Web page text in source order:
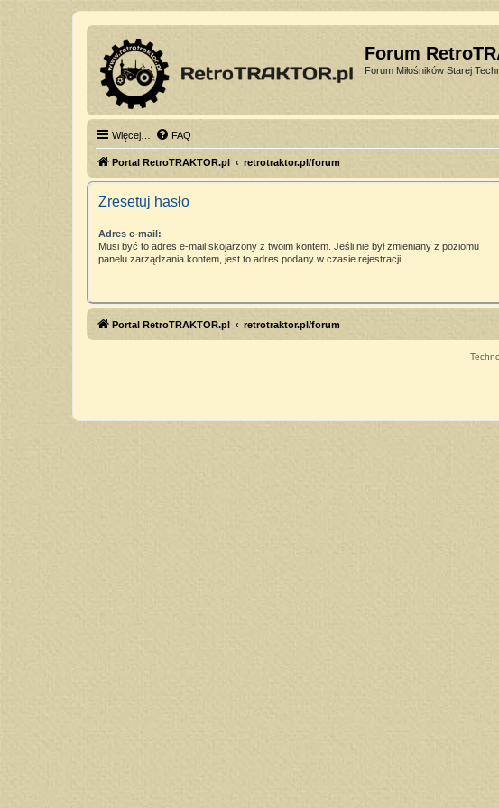
Forum
Forum Miłośników Starej
Więcej… FAQ
Portal RetroTRAKTOR.pl retrotraktor.pl/forum
Zresetuj hasło
Adres e-mail:
Musi być to adres e-mail skojarzony z twoim kontem. Jeśli nie był zmieniany z poziomu
panelu zarządzania kontem, jest to adres podany w czasie rejestracji.
Portal RetroTRAKTOR.pl retrotraktor.pl/forum